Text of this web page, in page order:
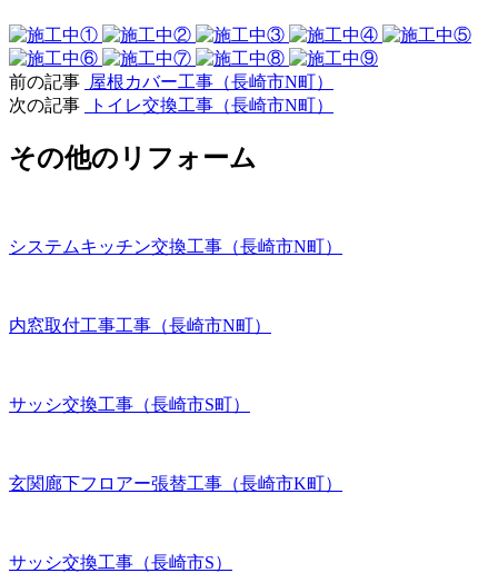
前の記事 屋根カバー工事（長崎市N町）
次の記事
トイレ交換工事（長崎市N町）
その他のリフォーム
システムキッチン交換工事（長崎市N町）
内窓取付工事工事（長崎市N町）
サッシ交換工事（長崎市S町）
玄関廊下フロアー張替工事（長崎市K町）
サッシ交換工事（長崎市S）